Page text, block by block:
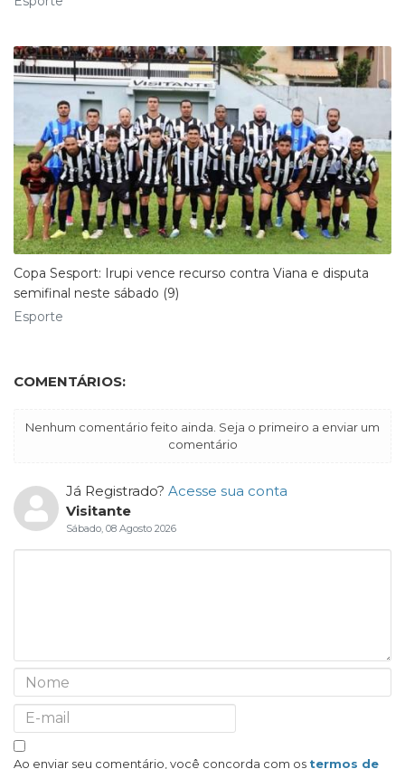
Copa Sesport: Irupi vence recurso contra Viana e disputa
semifinal neste sábado (9)
Esporte
COMENTÁRIOS:
Nenhum comentário feito ainda. Seja o primeiro a enviar um
comentário
Já Registrado? Acesse sua conta
Visitante
Sábado, 08 Agosto 2026
Ao enviar seu comentário, você concorda com os termos de